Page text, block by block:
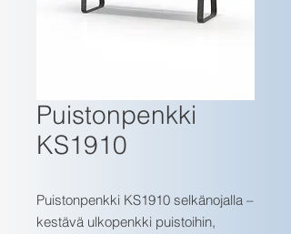
Puistonpenkki
KS1910
Puistonpenkki KS1910 selkänojalla –
kestävä ulkopenkki puistoihin,